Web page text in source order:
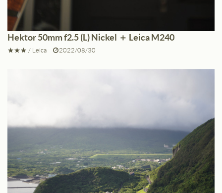
Hektor 50mm f2.5 (L) Nickel ＋ Leica M240
★★★ / Leica 2022/08/30